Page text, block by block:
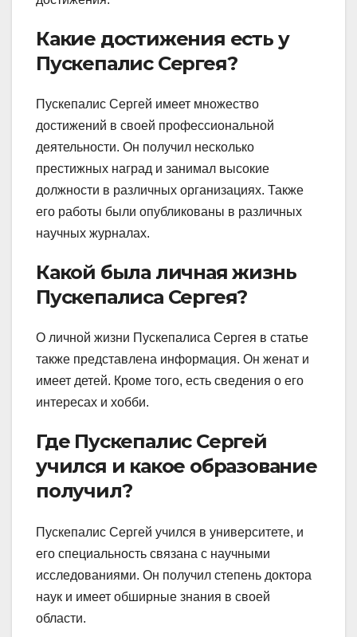
Какие достижения есть у
Пускепалис Сергея?
Пускепалис Сергей имеет множество
достижений в своей профессиональной
деятельности. Он получил несколько
престижных наград и занимал высокие
должности в различных организациях. Также
его работы были опубликованы в различных
научных журналах.
Какой была личная жизнь
Пускепалиса Сергея?
О личной жизни Пускепалиса Сергея в статье
также представлена информация. Он женат и
имеет детей. Кроме того, есть сведения о его
интересах и хобби.
Где Пускепалис Сергей
учился и какое образование
получил?
Пускепалис Сергей учился в университете, и
его специальность связана с научными
исследованиями. Он получил степень доктора
наук и имеет обширные знания в своей
области.